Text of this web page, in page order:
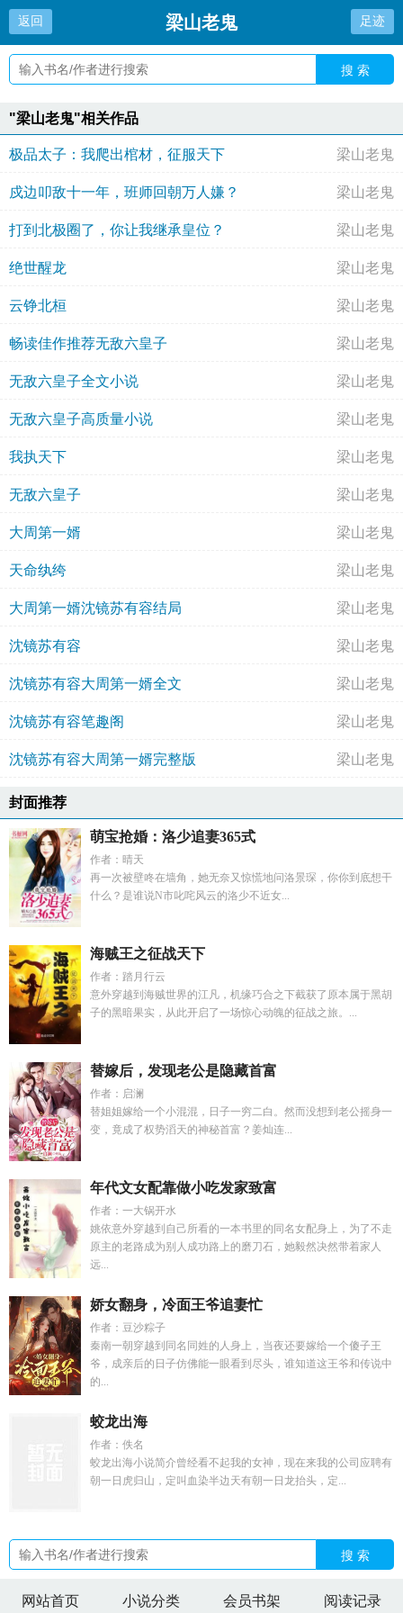
返回 梁山老鬼 足迹
搜 索
"梁山老鬼"相关作品
极品太子：我爬出棺材，征服天下 梁山老鬼
戍边叩敌十一年，班师回朝万人嫌？ 梁山老鬼
打到北极圈了，你让我继承皇位？ 梁山老鬼
绝世醒龙 梁山老鬼
云铮北桓 梁山老鬼
畅读佳作推荐无敌六皇子 梁山老鬼
无敌六皇子全文小说 梁山老鬼
无敌六皇子高质量小说 梁山老鬼
我执天下 梁山老鬼
无敌六皇子 梁山老鬼
大周第一婿 梁山老鬼
天命纨绔 梁山老鬼
大周第一婿沈镜苏有容结局 梁山老鬼
沈镜苏有容 梁山老鬼
沈镜苏有容大周第一婿全文 梁山老鬼
沈镜苏有容笔趣阁 梁山老鬼
沈镜苏有容大周第一婿完整版 梁山老鬼
封面推荐
萌宝抢婚：洛少追妻365式
作者：晴天
再一次被壁咚在墙角，她无奈又惊慌地问洛景琛，你你到底想干
什么？是谁说N市叱咤风云的洛少不近女...
海贼王之征战天下
作者：踏月行云
意外穿越到海贼世界的江凡，机缘巧合之下截获了原本属于黑胡
子的黑暗果实，从此开启了一场惊心动魄的征战之旅。...
替嫁后，发现老公是隐藏首富
作者：启澜
替姐姐嫁给一个小混混，日子一穷二白。然而没想到老公摇身一
变，竟成了权势滔天的神秘首富？姜灿连...
年代文女配靠做小吃发家致富
作者：一大锅开水
姚依意外穿越到自己所看的一本书里的同名女配身上，为了不走
原主的老路成为别人成功路上的磨刀石，她毅然决然带着家人
远...
娇女翻身，冷面王爷追妻忙
作者：豆沙粽子
秦南一朝穿越到同名同姓的人身上，当夜还要嫁给一个傻子王
爷，成亲后的日子仿佛能一眼看到尽头，谁知道这王爷和传说中
的...
蛟龙出海
作者：佚名
蛟龙出海小说简介曾经看不起我的女神，现在来我的公司应聘有
朝一日虎归山，定叫血染半边天有朝一日龙抬头，定...
搜 索
网站首页 小说分类 会员书架 阅读记录